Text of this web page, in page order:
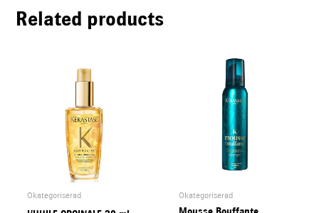
Related products
Okategoriserad Okategoriserad